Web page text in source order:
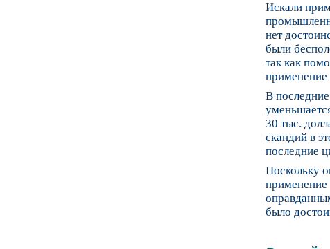
Искали
нет
были
так как
В
30 тыс.
скандий в
последние
Поскольку
применение
было